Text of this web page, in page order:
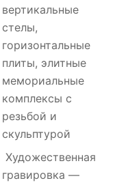
вертикальные
стелы,
горизонтальные
плиты, элитные
мемориальные
комплексы с
резьбой и
скульптурой
Художественная
гравировка —